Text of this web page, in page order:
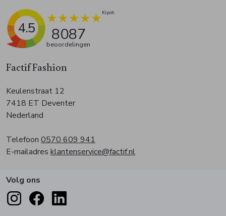
Factif Fashion
Keulenstraat 12
7418 ET Deventer
Nederland
Telefoon 0570 609 941
E-mailadres klantenservice@factif.nl
4.5 8087
beoordelingen
Volg ons